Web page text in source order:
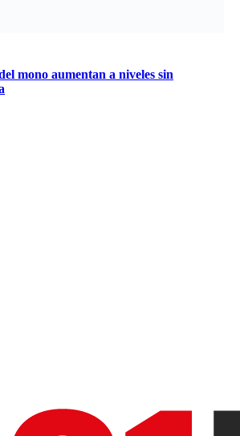
mono aumentan a niveles sin